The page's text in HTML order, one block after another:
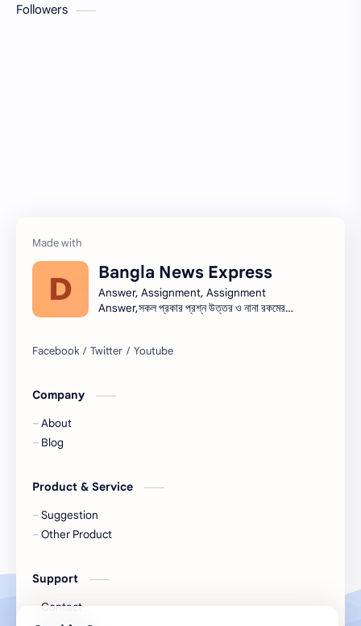
Model Test
প্রতিবেদন
ভাষণ রচনা
সারাংশ ও সারমর্ম
Followers
Bangla News Express
Answer, Assignment, Assignment
Answer,সকল প্রকার প্রশ্ন উত্তর ও নানা রকমের
খবর (Job Circular) -
Company
About
Blog
Product & Service
Suggestion
Other Product
Support
Contact